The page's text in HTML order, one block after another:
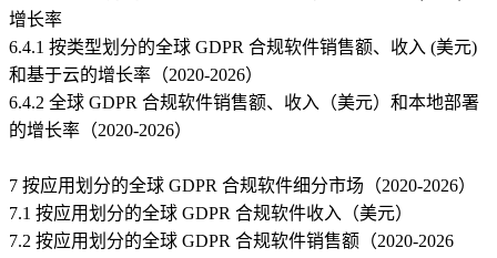
增长率
6.4.1 按类型划分的全球 GDPR 合规软件销售额、收入 (美元)
和基于云的增长率（2020-2026）
6.4.2 全球 GDPR 合规软件销售额、收入（美元）和本地部署
的增长率（2020-2026）
7 按应用划分的全球 GDPR 合规软件细分市场（2020-2026）
7.1 按应用划分的全球 GDPR 合规软件收入（美元）
7.2 按应用划分的全球 GDPR 合规软件销售额（2020-2026